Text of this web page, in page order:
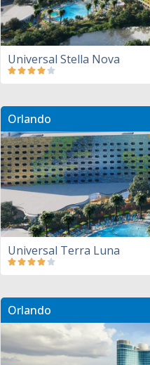
Universal Stella Nova
Orlando
Universal Terra Luna
Orlando